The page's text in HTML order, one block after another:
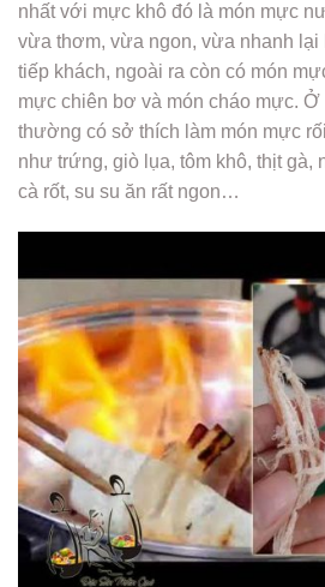
nhất với mực khô đó là món mực
vừa thơm, vừa ngon, vừa nhanh
tiếp khách, ngoài ra còn có món
mực chiên bơ và món cháo mực.
thường có sở thích làm món mực
như trứng, giò lụa, tôm khô, thịt gà,
cà rốt, su su ăn rất ngon…